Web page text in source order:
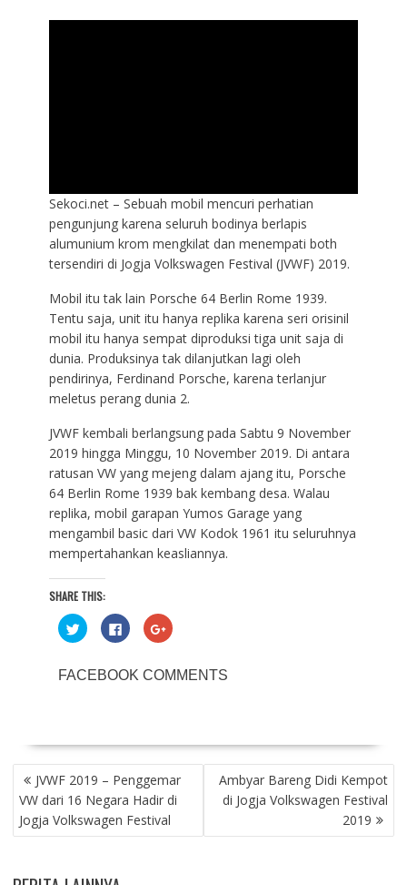
Sekoci.net – Sebuah mobil mencuri perhatian
pengunjung karena seluruh bodinya berlapis
alumunium krom mengkilat dan menempati both
tersendiri di Jogja Volkswagen Festival (JVWF) 2019.
Mobil itu tak lain Porsche 64 Berlin Rome 1939.
Tentu saja, unit itu hanya replika karena seri orisinil
mobil itu hanya sempat diproduksi tiga unit saja di
dunia. Produksinya tak dilanjutkan lagi oleh
pendirinya, Ferdinand Porsche, karena terlanjur
meletus perang dunia 2.
JVWF kembali berlangsung pada Sabtu 9 November
2019 hingga Minggu, 10 November 2019. Di antara
ratusan VW yang mejeng dalam ajang itu, Porsche
64 Berlin Rome 1939 bak kembang desa. Walau
replika, mobil garapan Yumos Garage yang
mengambil basic dari VW Kodok 1961 itu seluruhnya
mempertahankan keasliannya.
SHARE THIS:
C
l
k
t
e
n
T
w
i
t
e
p
C
l
k
t
e
n
F
a
c
b
o
C
l
k
t
e
n
G
o
o
l
e
FACEBOOK COMMENTS
POST
NAVIGATION
JVWF 2019 – Penggemar
VW dari 16 Negara Hadir di
Jogja Volkswagen Festival
Ambyar Bareng Didi Kempot
di Jogja Volkswagen Festival
2019